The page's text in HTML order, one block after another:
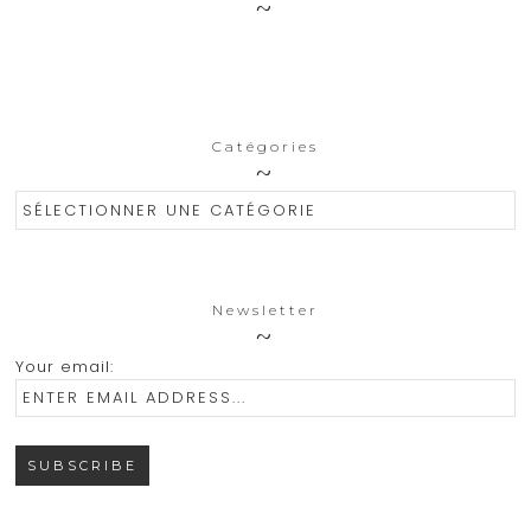
Catégories
Catégories
Newsletter
Your email: